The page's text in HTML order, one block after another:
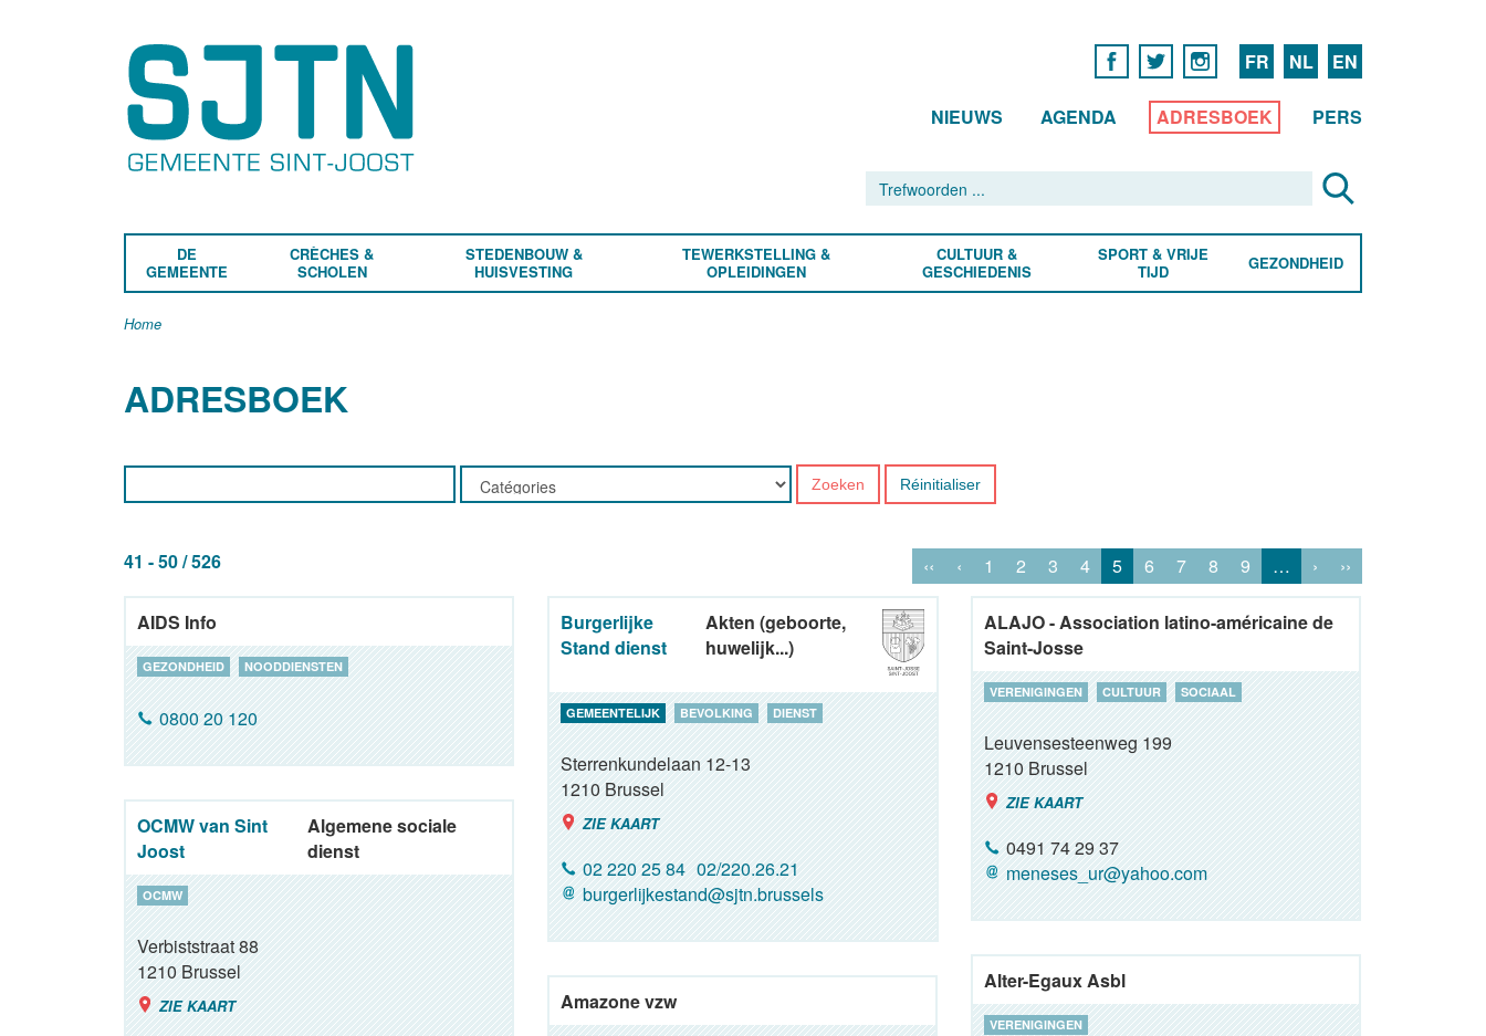
FR NL EN
NIEUWS AGENDA ADRESBOEK PERS
DE
GEMEENTE
CRÈCHES &
SCHOLEN
STEDENBOUW &
HUISVESTING
TEWERKSTELLING &
OPLEIDINGEN
CULTUUR &
GESCHIEDENIS
SPORT & VRIJE
TIJD
GEZONDHEID
Home
ADRESBOEK
Zoeken Réinitialiser
41 - 50 / 526 ‹‹ ‹ 1 2 3 4 5 6 7 8 9 … › ››
AIDS Info
GEZONDHEID NOODDIENSTEN
0800 20 120
Burgerlijke
Stand dienst
Akten (geboorte,
huwelijk...)
GEMEENTELIJK BEVOLKING DIENST
Sterrenkundelaan 12-13
1210Brussel
ZIE KAART
02 220 25 84 02/220.26.21
burgerlijkestand@sjtn.brussels
ALAJO - Association latino-américaine de
Saint-Josse
VERENIGINGEN CULTUUR SOCIAAL
Leuvensesteenweg 199
1210Brussel
ZIE KAART
0491 74 29 37
meneses_ur@yahoo.com
OCMW van Sint
Joost
Algemene sociale
dienst
OCMW
Verbiststraat 88
1210Brussel
ZIE KAART
Alter-Egaux Asbl
VERENIGINGEN
Amazone vzw